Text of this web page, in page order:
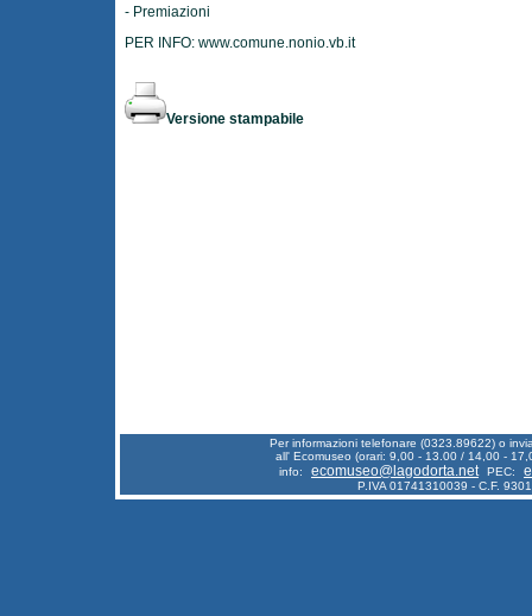
- Premiazioni
PER INFO: www.comune.nonio.vb.it
Versione stampabile
Per informazioni telefonare (0323.89622) o
all' Ecomuseo (orari: 9,00 - 13.00 / 14,00 -
info:
ecomuseo@lagodorta.net PEC:
P.IVA 01741310039 - C.F.